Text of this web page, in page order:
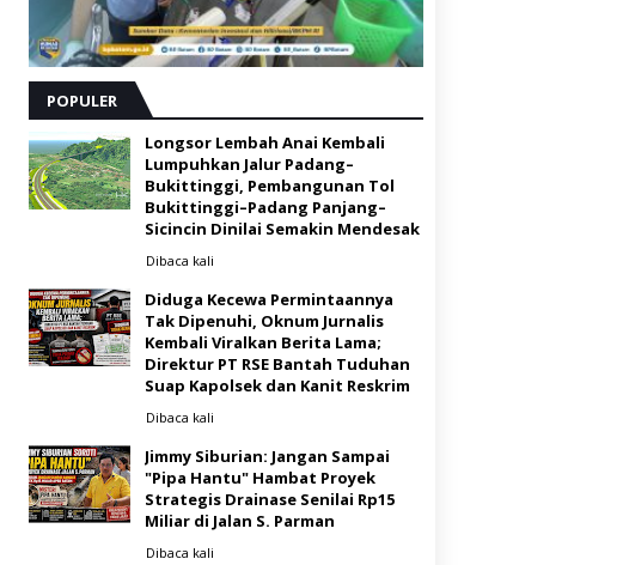
POPULER
Longsor Lembah Anai Kembali
Lumpuhkan Jalur Padang–
Bukittinggi, Pembangunan Tol
Bukittinggi–Padang Panjang–
Sicincin Dinilai Semakin Mendesak
Dibaca kali
Diduga Kecewa Permintaannya
Tak Dipenuhi, Oknum Jurnalis
Kembali Viralkan Berita Lama;
Direktur PT RSE Bantah Tuduhan
Suap Kapolsek dan Kanit Reskrim
Dibaca kali
Jimmy Siburian: Jangan Sampai
"Pipa Hantu" Hambat Proyek
Strategis Drainase Senilai Rp15
Miliar di Jalan S. Parman
Dibaca kali